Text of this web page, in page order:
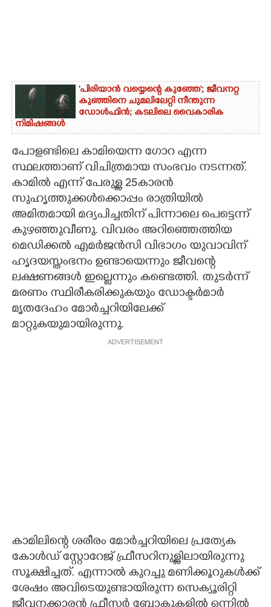
'പിരിയാൻ വയ്യെന്റെ കുഞ്ഞേ'; ജീവനറ്റ
കുഞ്ഞിനെ ചുമലിലേറ്റി നീന്തുന്ന
ഡോൾഫിൻ; കടലിലെ വൈകാരിക
നിമിഷങ്ങൾ
പോളണ്ടിലെ കാമിയെന്ന ഗോറ എന്ന
സ്ഥലത്താണ് വിചിത്രമായ സംഭവം നടന്നത്.
കാമിൽ എന്ന് പേരുള്ള 25കാരൻ
സുഹൃത്തുക്കൾക്കൊപ്പം രാത്രിയിൽ
അമിതമായി മദ്യപിച്ചതിന് പിന്നാലെ പെട്ടെന്ന്
കുഴഞ്ഞുവീണു. വിവരം അറിഞ്ഞെത്തിയ
മെഡിക്കൽ എമർജൻസി വിഭാഗം യുവാവിന്
ഹൃദയസ്തംഭനം ഉണ്ടായെന്നും ജീവന്റെ
ലക്ഷണങ്ങൾ ഇല്ലെന്നും കണ്ടെത്തി. തുടർന്ന്
മരണം സ്ഥിരീകരിക്കുകയും ഡോക്ടർമാർ
മൃതദേഹം മോർച്ചറിയിലേക്ക്
മാറ്റുകയുമായിരുന്നു.
ADVERTISEMENT
കാമിലിന്റെ ശരീരം മോർച്ചറിയിലെ പ്രത്യേക
കോൾഡ് സ്റ്റോറേജ് ഫ്രീസറിനുള്ളിലായിരുന്നു
സൂക്ഷിച്ചത്. എന്നാൽ കുറച്ചു മണിക്കൂറുകൾക്ക്
ശേഷം അവിടെയുണ്ടായിരുന്ന സെക്യൂരിറ്റി